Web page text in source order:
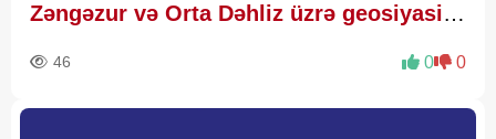
Zəngəzur və Orta Dəhliz üzrə geosiyasi
46 0 0